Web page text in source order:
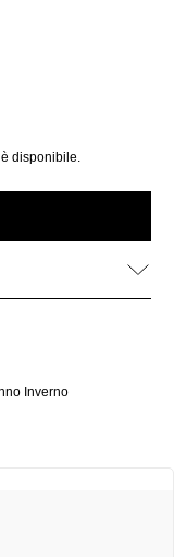
è disponibile.
Inverno